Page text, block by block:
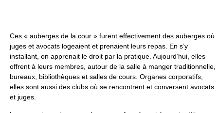
Ces « auberges de la cour » furent effectivement des auberges où
juges et avocats logeaient et prenaient leurs repas. En s’y
installant, on apprenait le droit par la pratique. Aujourd’hui, elles
offrent à leurs membres, autour de la salle à manger traditionnelle,
bureaux, bibliothèques et salles de cours. Organes corporatifs,
elles sont aussi des clubs où se rencontrent et conversent avocats
et juges.